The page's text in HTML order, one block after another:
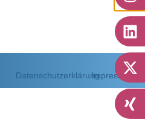
DatenschutzerklärungImpressum